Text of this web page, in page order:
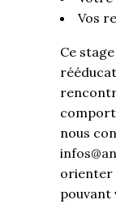
Vos
Ce
nous
orienter
pouvant